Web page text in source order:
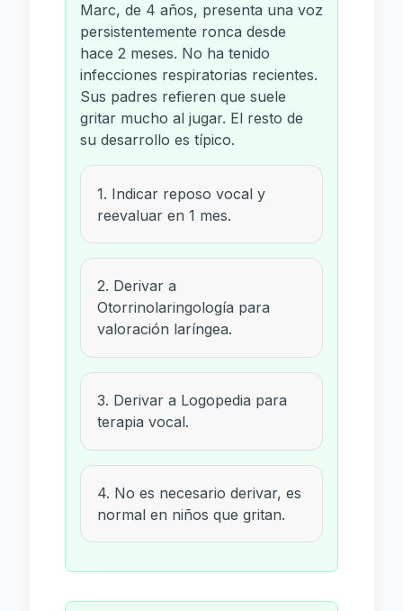
Marc, de 4 años, presenta una voz
persistentemente ronca desde
hace 2 meses. No ha tenido
infecciones respiratorias recientes.
Sus padres refieren que suele
gritar mucho al jugar. El resto de
su desarrollo es típico.
1. Indicar reposo vocal y
reevaluar en 1 mes.
2. Derivar a
Otorrinolaringología para
valoración laríngea.
3. Derivar a Logopedia para
terapia vocal.
4. No es necesario derivar, es
normal en niños que gritan.